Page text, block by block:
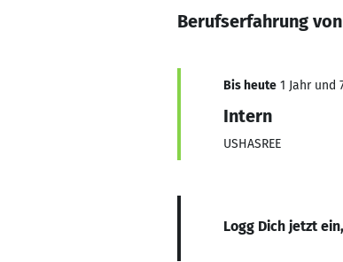
Berufserfahrung
Bis heute 1 Jahr und
Intern
USHASREE
Logg Dich jetzt